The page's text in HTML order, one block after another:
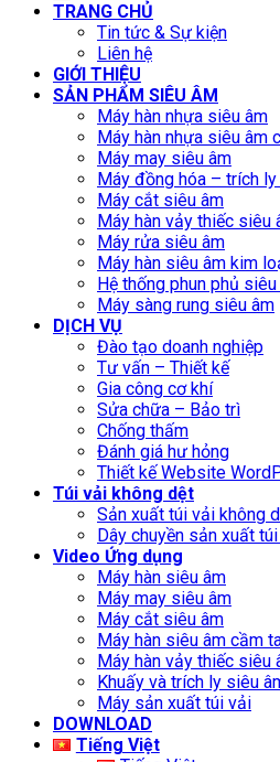
TRANG CHỦ
Tin tức & Sự kiện
Liên hệ
GIỚI THIỆU
SẢN PHẨM SIÊU ÂM
Máy hàn nhựa siêu âm
Máy hàn nhựa siêu âm
Máy may siêu âm
Máy đồng hóa – trích
Máy cắt siêu âm
Máy hàn vảy thiếc siêu
Máy rửa siêu âm
Máy hàn siêu âm kim
Hệ thống phun phủ
Máy sàng rung siêu âm
DỊCH VỤ
Đào tạo doanh nghiệp
Tư vấn – Thiết kế
Gia công cơ khí
Sửa chữa – Bảo trì
Chống thấm
Đánh giá hư hỏng
Thiết kế Website
Túi vải không dệt
Sản xuất túi vải không
Dây chuyền sản xuất
Video Ứng dụng
Máy hàn siêu âm
Máy may siêu âm
Máy cắt siêu âm
Máy hàn siêu âm cầm
Máy hàn vảy thiếc siêu
Khuấy và trích ly siêu
Máy sản xuất túi vải
DOWNLOAD
Tiếng Việt